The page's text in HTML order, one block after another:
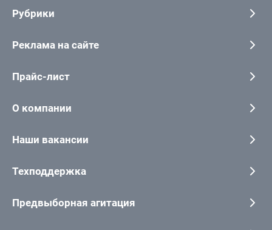
Рубрики
Реклама на сайте
Прайс-лист
О компании
Наши вакансии
Техподдержка
Предвыборная агитация